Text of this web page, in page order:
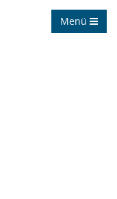
Menü